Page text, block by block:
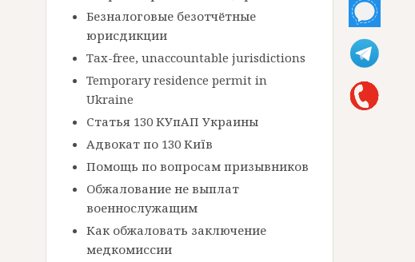
Безналоговые безотчётные
юрисдикции
Tax-free, unaccountable jurisdictions
Temporary residence permit in
Ukraine
Статья 130 КУпАП Украины
Адвокат по 130 Київ
Помощь по вопросам призывников
Обжалование не выплат
военнослужащим
Как обжаловать заключение
медкомиссии